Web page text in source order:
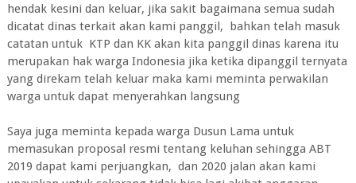
hendak kesini dan keluar, jika sakit bagaimana semua sudah
dicatat dinas terkait akan kami panggil, bahkan telah masuk
catatan untuk KTP dan KK akan kita panggil dinas karena itu
merupakan hak warga Indonesia jika ketika dipanggil ternyata
yang direkam telah keluar maka kami meminta perwakilan
warga untuk dapat menyerahkan langsung
Saya juga meminta kepada warga Dusun Lama untuk
memasukan proposal resmi tentang keluhan sehingga ABT
2019 dapat kami perjuangkan, dan 2020 jalan akan kami